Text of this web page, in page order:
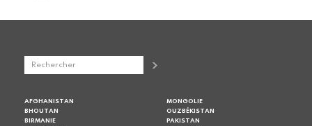
AFGHANISTAN
BHOUTAN
BIRMANIE
MONGOLIE
OUZBÉKISTAN
PAKISTAN